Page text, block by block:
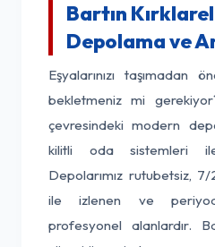
Bartın
Depolama ve
Eşyalarınızı
bekletmeniz mi
çevresindeki modern
kilitli oda sistemleri
Depolarımız rutubetsiz,
ile izlenen ve
profesyonel alanlardır.